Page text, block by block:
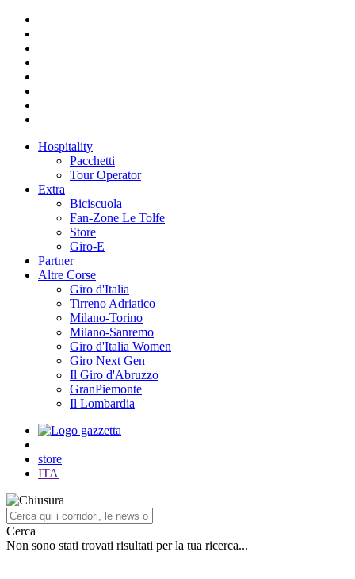
Hospitality
Pacchetti
Tour Operator
Extra
Biciscuola
Fan-Zone Le Tolfe
Store
Giro-E
Partner
Altre Corse
Giro d'Italia
Tirreno Adriatico
Milano-Torino
Milano-Sanremo
Giro d'Italia Women
Giro Next Gen
Il Giro d'Abruzzo
GranPiemonte
Il Lombardia
store
ITA
Cerca
Non sono stati trovati risultati per la tua ricerca...